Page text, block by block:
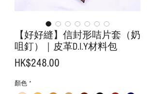
【好好縫】信封形咭片套（奶
咀釘）｜皮革D.I.Y材料包
HK$248.00
顏色 *